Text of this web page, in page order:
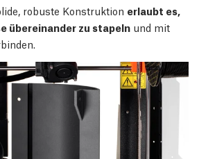
robuste Konstruktion erlaubt es,
übereinander zu stapeln und mit